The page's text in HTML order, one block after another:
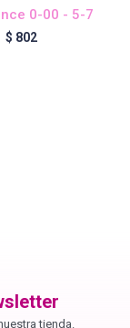
0-00 - 5-7
$ 802
tienda.